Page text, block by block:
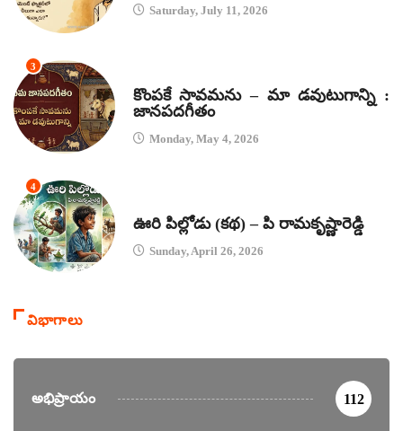
Saturday, July 11, 2026
3
కొంపకే సావమను – మా డవుటుగాన్ని :
జానపదగీతం
Monday, May 4, 2026
4
ఊరి పిల్లోడు (కథ) – పి రామకృష్ణారెడ్డి
Sunday, April 26, 2026
విభాగాలు
అభిప్రాయం 112